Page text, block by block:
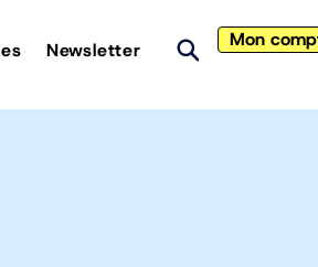
Newsletter Mon